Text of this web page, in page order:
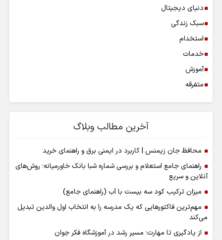
دنیای دیجیتال
سبک زندگی
استخدام
خدمات
آموزش
متفرقه
آخرین مطالب وبلاگ
محافظ جان زیمنس | کاربرد در ایمنی برق و راهنمای خرید
راهنمای جامع استعلام و بررسی شماره شبا بانک خاورمیانه؛ روش‌های
آنلاین و سریع
میزان ترکیب کود سه بیست با آب (راهنمای جامع)
مهم‌ترین فاکتورهایی که یک مدرسه را به انتخاب اول والدین تبدیل
می‌کند
از یادگیری تا مهارت؛ مسیر رشد در آموزشگاه فکر جوان